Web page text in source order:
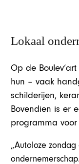
Lokaal
Op de
hun – vaak
schilderijen,
Bovendien is er
programma voor
„Autoloze